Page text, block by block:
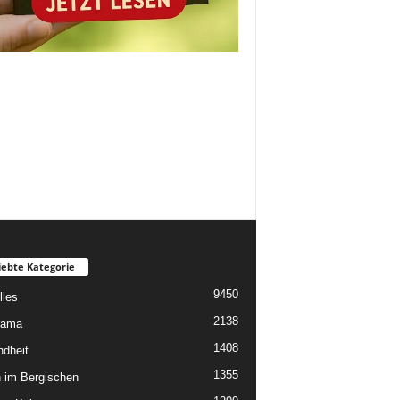
Kategorie
9450
2138
1408
im Bergischen 1355